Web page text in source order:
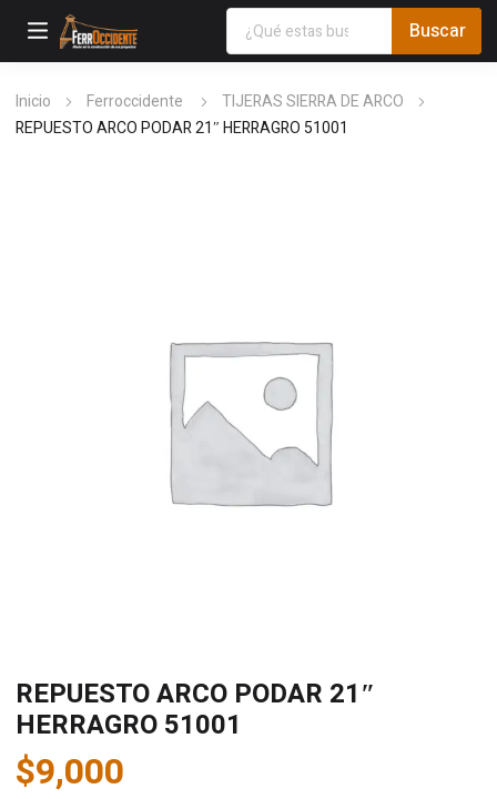
Inicio Ferroccidente
TIJERAS SIERRA DE ARCO
REPUESTO ARCO PODAR 21″ HERRAGRO 51001
REPUESTO ARCO PODAR 21″
HERRAGRO 51001
$9,000